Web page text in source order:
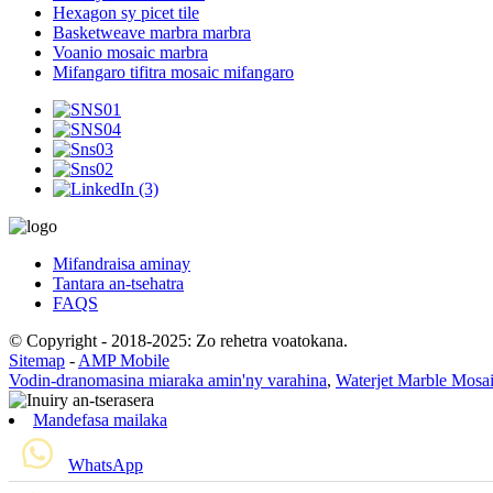
Hexagon sy picet tile
Basketweave marbra marbra
Voanio mosaic marbra
Mifangaro tifitra mosaic mifangaro
Mifandraisa aminay
Tantara an-tsehatra
FAQS
© Copyright - 2018-2025: Zo rehetra voatokana.
Sitemap - AMP Mobile
Vodin-dranomasina miaraka amin'ny varahina, Waterjet Marble
Mandefasa mailaka
WhatsApp